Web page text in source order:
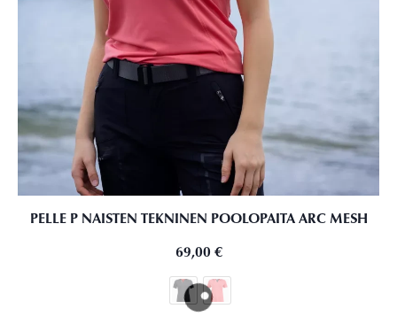
PELLE P NAISTEN TEKNINEN POOLOPAITA ARC MESH
69,00 €